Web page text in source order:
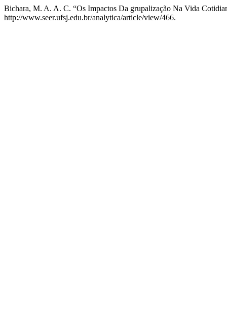
Bichara, M. A. A. C. “Os Impactos Da grupalização Na Vida
http://www.seer.ufsj.edu.br/analytica/article/view/466.